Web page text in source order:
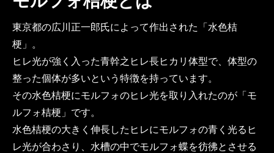
東京都の広川正一郎氏によって作出された「水色桔
梗」。
ヒレ光が強く入った青幹之ヒレ長ヒカリ体型で、体型の
整った個体が多いという特徴を持っています。
その水色桔梗にモルフォのヒレ光を取り入れたのが「モ
ルフォ桔梗」です。
水色桔梗の大きく伸長したヒレにモルフォの青く光るヒ
レ光が合わさり、水槽の中でモルフォ蝶を彷彿とさせる